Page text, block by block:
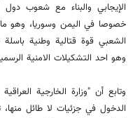
الإيجابي والبناء مع شعوب دول
خصوصا في اليمن وسوريا، وهو
الشعبي قوة قتالية وطنية
وهو احد التشكيلات الامنية
وتابع أن "وزارة الخارجية
الدخول في جزئيات لا طائل